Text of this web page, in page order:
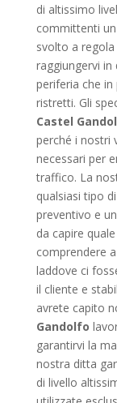
di altissimo
committenti
svolto a
raggiungervi in
periferia che
ristretti. Gli
Castel
perché i nostri
necessari per
traffico. La
qualsiasi tipo
preventivo e
da capire
comprendere
laddove ci
il cliente e
avrete capito
Gandolfo
garantirvi la
nostra ditta
di livello